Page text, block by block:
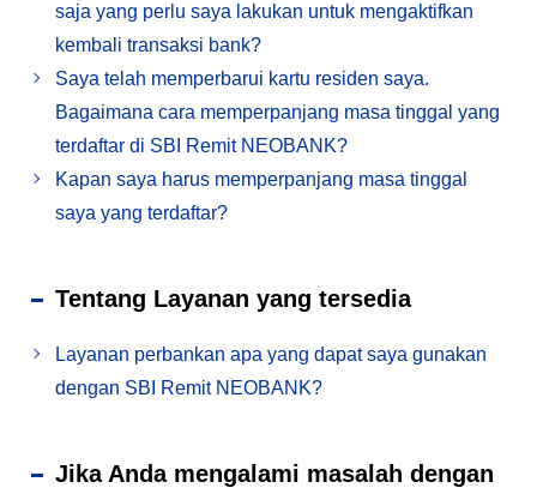
saja yang perlu saya lakukan untuk mengaktifkan
kembali transaksi bank?
Saya telah memperbarui kartu residen saya.
Bagaimana cara memperpanjang masa tinggal yang
terdaftar di SBI Remit NEOBANK?
Kapan saya harus memperpanjang masa tinggal
saya yang terdaftar?
Tentang Layanan yang tersedia
Layanan perbankan apa yang dapat saya gunakan
dengan SBI Remit NEOBANK?
Jika Anda mengalami masalah dengan